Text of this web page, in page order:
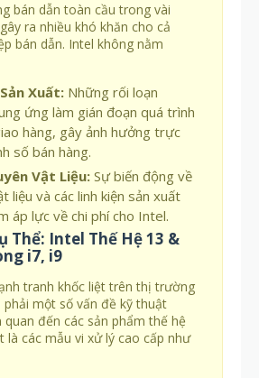
bán dẫn toàn cầu trong vài
ra nhiều khó khăn cho cả
bán dẫn. Intel không nằm
Xuất: Những rối loạn
ứng làm gián đoạn quá trình
hàng, gây ảnh hưởng trực
số bán hàng.
Vật Liệu: Sự biến động về
liệu và các linh kiện sản xuất
áp lực về chi phí cho Intel.
Thể: Intel Thế Hệ 13 &
i7, i9
tranh khốc liệt trên thị trường
phải một số vấn đề kỹ thuật
đến các sản phẩm thế hệ
là các mẫu vi xử lý cao cấp như